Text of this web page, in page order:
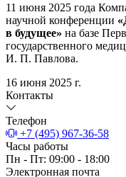
11 июня 2025 года
научной конференции
в будущее» на базе
государственного
И. П. Павлова.
16 июня 2025 г.
Контакты
Телефон
+7 (495) 967-36-58
Часы работы
Пн - Пт: 09:00 - 18:00
Электронная почта